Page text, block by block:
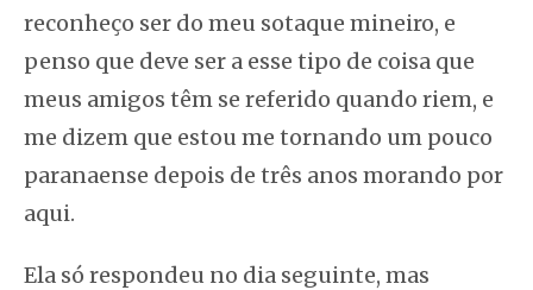
reconheço ser do meu sotaque mineiro, e
penso que deve ser a esse tipo de coisa que
meus amigos têm se referido quando riem, e
me dizem que estou me tornando um pouco
paranaense depois de três anos morando por
aqui.
Ela só respondeu no dia seguinte, mas